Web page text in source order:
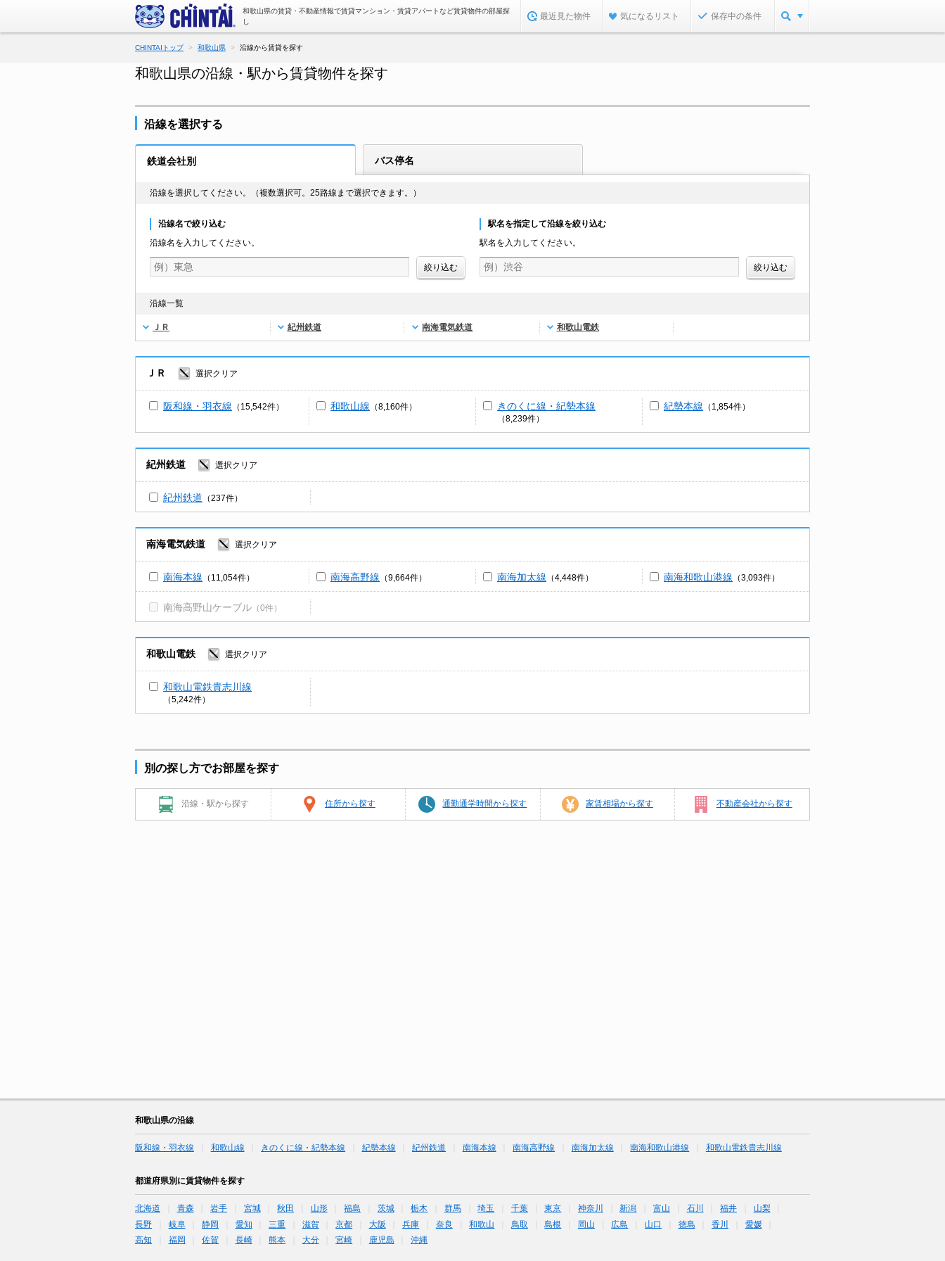
和歌山県の賃貸・不動産情報で賃貸マンション・賃貸アパートなど賃貸物件の部屋探
し
最近見た物件 気になるリスト 保存中の条件
CHINTAIトップ 和歌山県 沿線から賃貸を探す
和歌山県の沿線・駅から賃貸物件を探す
沿線を選択する
鉄道会社別 バス停名
沿線を選択してください。（複数選択可。25路線まで選択できます。）
沿線名で絞り込む
沿線名を入力してください。
絞り込む
駅名を指定して沿線を絞り込む
駅名を入力してください。
絞り込む
沿線一覧
ＪＲ 紀州鉄道 南海電気鉄道 和歌山電鉄
ＪＲ 選択クリア
阪和線・羽衣線 （15,542件） 和歌山線 （8,160件） きのくに線・紀勢本線
（8,239件）
紀勢本線 （1,854件）
紀州鉄道 選択クリア
紀州鉄道 （237件）
南海電気鉄道 選択クリア
南海本線 （11,054件） 南海高野線 （9,664件） 南海加太線 （4,448件） 南海和歌山港線 （3,093件）
南海高野山ケーブル （0件）
和歌山電鉄 選択クリア
和歌山電鉄貴志川線
（5,242件）
別の探し方でお部屋を探す
沿線・駅から探す 住所から探す 通勤通学時間から探す 家賃相場から探す 不動産会社から探す
和歌山県の沿線
阪和線・羽衣線 和歌山線 きのくに線・紀勢本線 紀勢本線 紀州鉄道 南海本線 南海高野線 南海加太線 南海和歌山港線 和歌山電鉄貴志川線
都道府県別に賃貸物件を探す
北海道 青森 岩手 宮城 秋田 山形 福島 茨城 栃木 群馬 埼玉 千葉 東京 神奈川 新潟 富山 石川 福井
山梨
長野
岐阜 静岡 愛知 三重 滋賀 京都 大阪 兵庫 奈良 和歌山 鳥取 島根 岡山 広島 山口 徳島 香川
愛媛
高知
福岡 佐賀 長崎 熊本 大分 宮崎 鹿児島 沖縄